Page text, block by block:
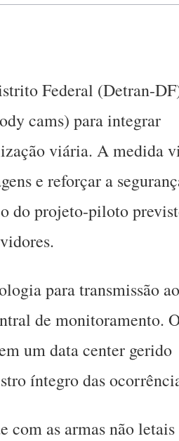
Federal (Detran-
cams) para integrar
viária. A medida
e reforçar a
do projeto-piloto
.
para transmissão ao
de monitoramento.
um data center gerido
íntegro das
com as armas não